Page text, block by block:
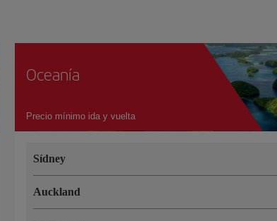
Oceanía
Precio mínimo ida y vuelta
Sídney
Auckland